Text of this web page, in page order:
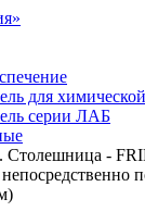
для
серии ЛАБ
Столешница -